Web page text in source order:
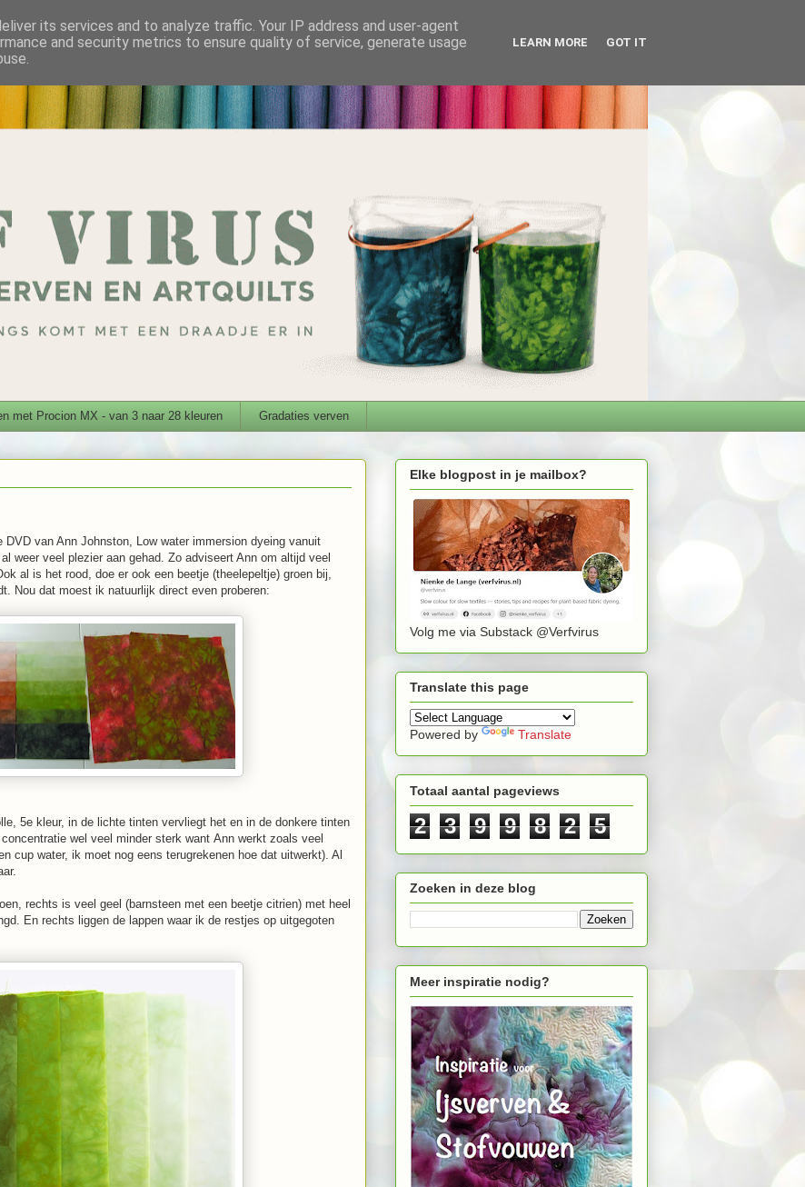
met Procion MX - van 3 naar 28 kleuren Gradaties verven
van Ann Johnston, Low water immersion dyeing vanuit
weer veel plezier aan gehad. Zo adviseert Ann om altijd veel
al is het rood, doe er ook een beetje (theelepeltje) groen bij,
Nou dat moest ik natuurlijk direct even proberen:
5e kleur, in de lichte tinten vervliegt het en in de donkere tinten
wel veel minder sterk want Ann werkt zoals veel
cup water, ik moet nog eens terugrekenen hoe dat uitwerkt). Al
rechts is veel geel (barnsteen met een beetje citrien) met heel
En rechts liggen de lappen waar ik de restjes op uitgegoten
Elke blogpost in je mailbox?
Volg me via Substack @Verfvirus
Translate this page
Powered by Translate
Totaal aantal pageviews
2 3 9 9 8 2 5
Zoeken in deze blog
Meer inspiratie nodig?
its services and to analyze traffic. Your IP address and user-agent
and security metrics to ensure quality of service, generate usage
LEARN MORE GOT IT